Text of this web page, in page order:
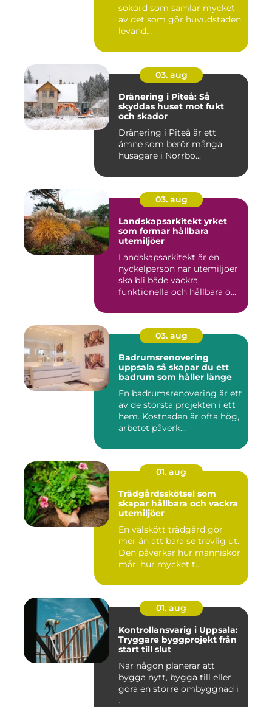
sökord som samlar mycket
av det som gör huvudstaden
levand...
03. aug
Dränering i Piteå: Så
skyddas huset mot fukt
och skador
Dränering i Piteå är ett
ämne som berör många
husägare i Norrbo...
03. aug
Landskapsarkitekt yrket
som formar hållbara
utemiljöer
Landskapsarkitekt är en
nyckelperson när utemiljöer
ska bli både vackra,
funktionella och hållbara ö...
03. aug
Badrumsrenovering
uppsala så skapar du ett
badrum som håller länge
En badrumsrenovering är ett
av de största projekten i ett
hem. Kostnaden är ofta hög,
arbetet påverk...
01. aug
Trädgårdsskötsel som
skapar hållbara och vackra
utemiljöer
En välskött trädgård gör
mer än att bara se trevlig ut.
Den påverkar hur människor
mår, hur mycket t...
01. aug
Kontrollansvarig i Uppsala:
Tryggare byggprojekt från
start till slut
När någon planerar att
bygga nytt, bygga till eller
göra en större ombyggnad i
...